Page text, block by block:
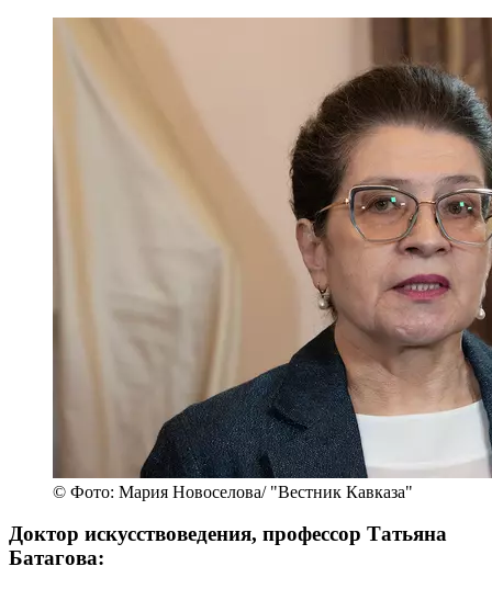
© Фото: Мария Новоселова/ "Вестник Кавказа"
Доктор искусствоведения, профессор Татьяна
Батагова: